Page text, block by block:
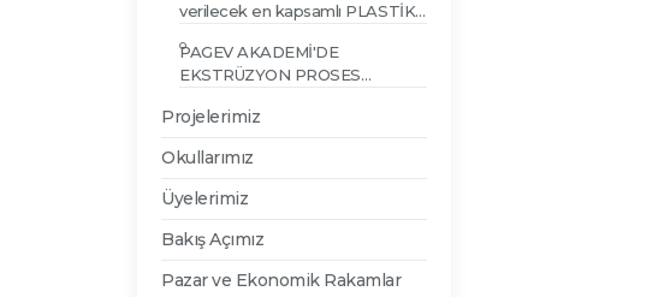
verilecek en kapsamlı PLASTİK
PAGEV AKADEMİ'DE
EKSTRÜZYON PROSES
GİDERME EĞİTİMİ
Projelerimiz
Okullarımız
Üyelerimiz
Bakış Açımız
Pazar ve Ekonomik Rakamlar